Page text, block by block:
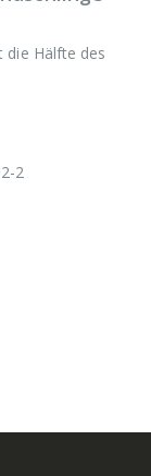
die Hälfte des
2